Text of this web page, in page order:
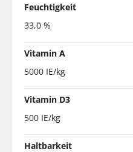
Feuchtigkeit
33,0 %
Vitamin A
5000 IE/kg
Vitamin D3
500 IE/kg
Haltbarkeit